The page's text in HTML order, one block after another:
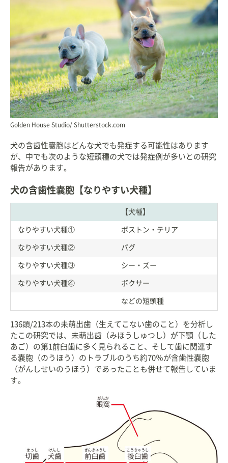
Golden House Studio/ Shutterstock.com
犬の含歯性嚢胞はどんな犬でも発症する可能性はあります
が、中でも次のような短頭種の犬では発症例が多いとの研究
報告があります。
犬の含歯性嚢胞【なりやすい犬種】
【犬種】
なりやすい犬種① ボストン・テリア
なりやすい犬種② パグ
なりやすい犬種③ シー・ズー
なりやすい犬種④ ボクサー
などの短頭種
136頭/213本の未萌出歯（生えてこない歯のこと）を分析し
たこの研究では、未萌出歯（みほうしゅつし）が下顎（した
あご）の第1前臼歯に多く見られること、そして歯に関連す
る嚢胞（のうほう）のトラブルのうち約70％が含歯性嚢胞
（がんしせいのうほう）であったことも併せて報告していま
す。